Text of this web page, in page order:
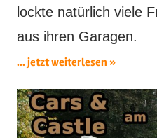
lockte natürlich viele
aus ihren Garagen.
... jetzt weiterlesen